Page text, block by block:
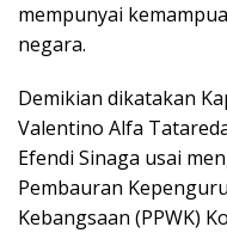
mempunyai
negara.
Demikian dikatakan
Valentino Alfa
Efendi Sinaga usai
Pembauran
Kebangsaan (PPWK)